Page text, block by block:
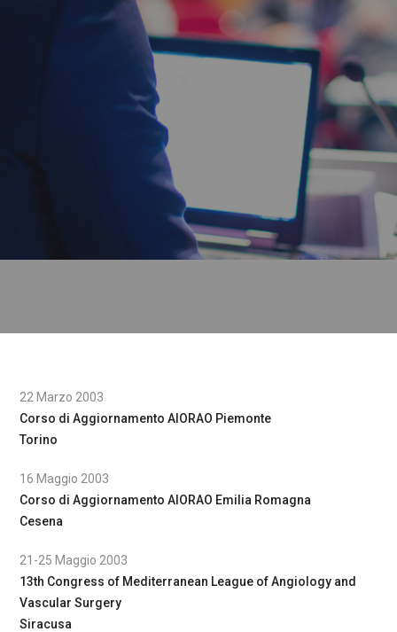
22 Marzo 2003
Corso di Aggiornamento AIORAO Piemonte
Torino
16 Maggio 2003
Corso di Aggiornamento AIORAO Emilia Romagna
Cesena
21-25 Maggio 2003
13th Congress of Mediterranean League of Angiology and
Vascular Surgery
Siracusa